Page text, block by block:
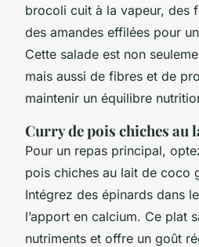
brocoli cuit à la vapeur, des
des amandes effilées pour
Cette salade est non
mais aussi de fibres et de
maintenir un équilibre
Curry de pois chiches au
Pour un repas principal,
pois chiches au lait de coco
Intégrez des épinards dans
l’apport en calcium. Ce plat
nutriments et offre un goût